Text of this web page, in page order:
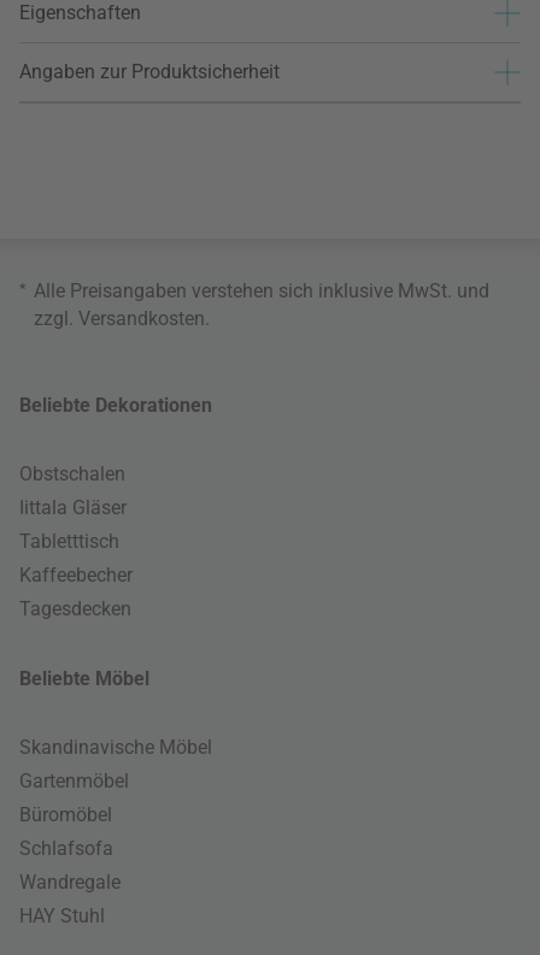
Eigenschaften
Angaben zur Produktsicherheit
* Alle Preisangaben verstehen sich inklusive MwSt. und
zzgl. Versandkosten
Beliebte Dekorationen
Obstschalen
Iittala Gläser
Tabletttisch
Kaffeebecher
Tagesdecken
Beliebte Möbel
Skandinavische Möbel
Gartenmöbel
Büromöbel
Schlafsofa
Wandregale
HAY Stuhl